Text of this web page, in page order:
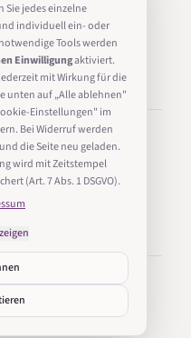
Rechte vorbehalten.
Sachsen
Sie jedes einzelne
individuell ein- oder
Tools werden
Einwilligungaktiviert.
mit Wirkung für die
unten auf „Alle ablehnen"
Einstellungen" im
Bei Widerruf werden
die Seite neu geladen.
wird mit Zeitstempel
(Art. 7 Abs. 1 DSGVO).